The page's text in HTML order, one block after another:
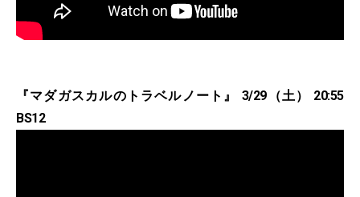
『マダガスカルのトラベルノート』 3/29（土） 20:55
BS12